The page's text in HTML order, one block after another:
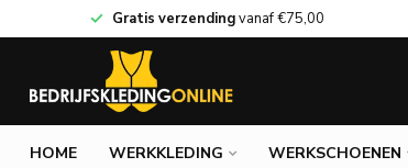
Gratis verzendingvanaf€75,00
HOME WERKKLEDING WERKSCHOENEN